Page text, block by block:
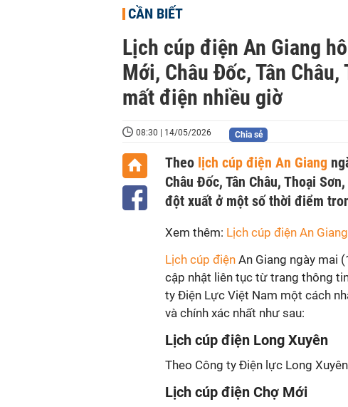
CẦN BIẾT
Lịch cúp điện An Giang
Mới, Châu Đốc, Tân
mất điện nhiều giờ
08:30 | 14/05/2026 Chia sẻ
Theo lịch cúp điện An Giang
Châu Đốc, Tân Châu, Thoại
đột xuất ở một số thời điểm
Xem thêm: Lịch cúp điện An
Lịch cúp điện An Giang ngày mai
cập nhật liên tục từ trang thông
ty Điện Lực Việt Nam một cách
và chính xác nhất như sau:
Lịch cúp điện Long Xuyên
Theo Công ty Điện lực Long
Lịch cúp điện Chợ Mới